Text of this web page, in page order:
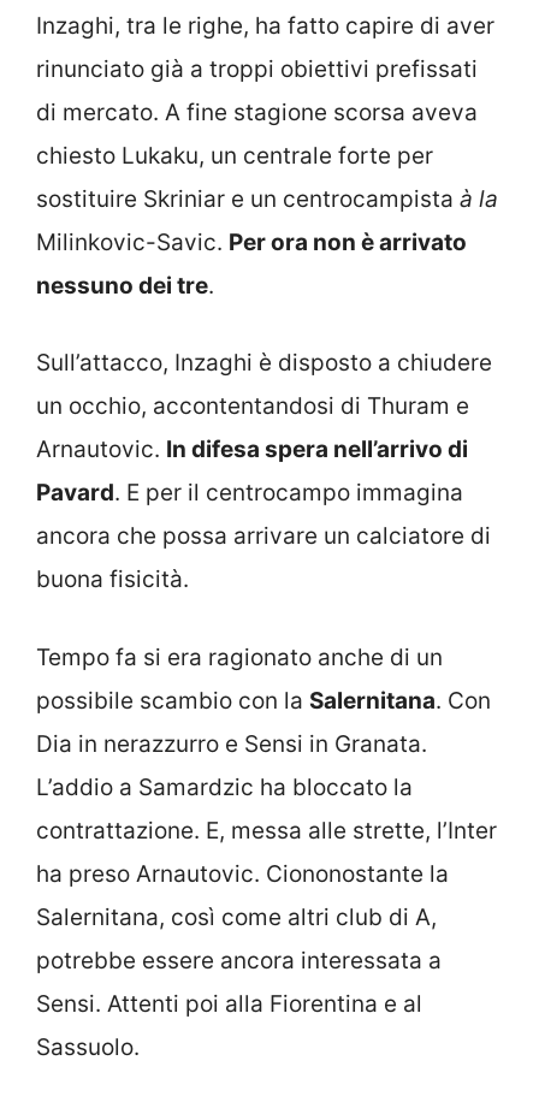
Inzaghi, tra le righe, ha fatto capire di aver
rinunciato già a troppi obiettivi prefissati
di mercato. A fine stagione scorsa aveva
chiesto Lukaku, un centrale forte per
sostituire Skriniar e un centrocampista à la
Milinkovic-Savic. Per ora non è arrivato
nessuno dei tre.
Sull’attacco, Inzaghi è disposto a chiudere
un occhio, accontentandosi di Thuram e
Arnautovic. In difesa spera nell’arrivo di
Pavard. E per il centrocampo immagina
ancora che possa arrivare un calciatore di
buona fisicità.
Tempo fa si era ragionato anche di un
possibile scambio con la Salernitana. Con
Dia in nerazzurro e Sensi in Granata.
L’addio a Samardzic ha bloccato la
contrattazione. E, messa alle strette, l’Inter
ha preso Arnautovic. Ciononostante la
Salernitana, così come altri club di A,
potrebbe essere ancora interessata a
Sensi. Attenti poi alla Fiorentina e al
Sassuolo.